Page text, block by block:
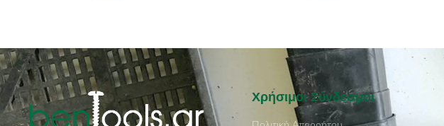
Χρήσιμοι Σύνδεσμοι